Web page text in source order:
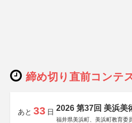
締め切り直前コンテ
あと 33 日 2026 第37回 美浜美
福井県美浜町、美浜町教育委